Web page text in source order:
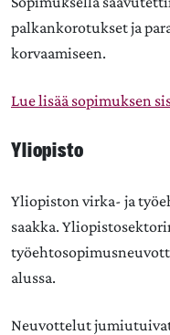
palkankorotukset ja
korvaamiseen.
Lue lisää sopimuksen
Yliopisto
Yliopiston virka- ja
saakka.
alussa.
Neuvottelut